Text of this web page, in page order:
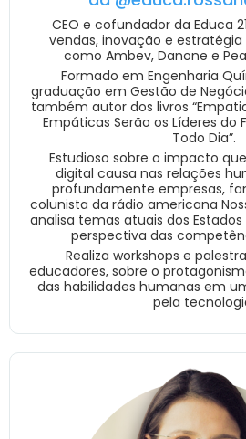
CEO e cofundador da Educa
vendas, inovação e
como Ambev, Danone e
Formado em Engenharia
graduação em Gestão de
também autor dos livros
Empáticas Serão os Líderes do
Todo Dia”.
Estudioso sobre o impacto
digital causa nas relações
profundamente empresas,
colunista da rádio americana
analisa temas atuais dos Estados
perspectiva das
Realiza workshops e
educadores, sobre o
das habilidades humanas em
pela